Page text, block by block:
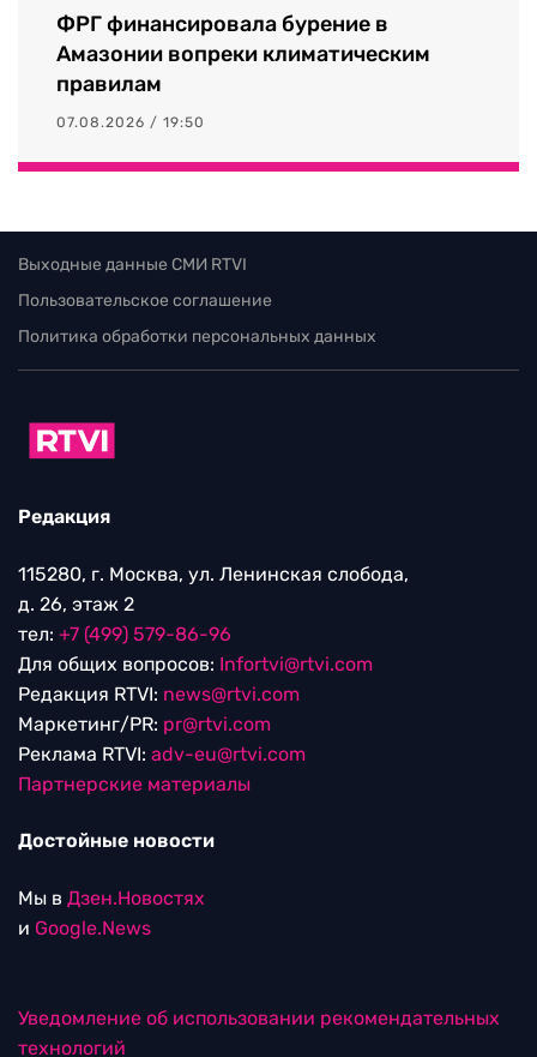
ФРГ финансировала бурение в
Амазонии вопреки климатическим
правилам
07.08.2026 / 19:50
Выходные данные СМИ RTVI
Пользовательское соглашение
Политика обработки персональных данных
Редакция
115280, г. Москва, ул. Ленинская слобода,
д. 26, этаж 2
тел: +7 (499) 579-86-96
Для общих вопросов: Infortvi@rtvi.com
Редакция RTVI: news@rtvi.com
Маркетинг/PR: pr@rtvi.com
Реклама RTVI: adv-eu@rtvi.com
Партнерские материалы
Достойные новости
Мы в Дзен.Новостях
и Google.News
Уведомление об использовании рекомендательных
технологий